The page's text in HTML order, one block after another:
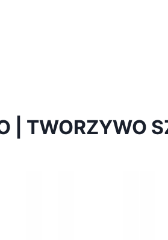
| TWORZYWO